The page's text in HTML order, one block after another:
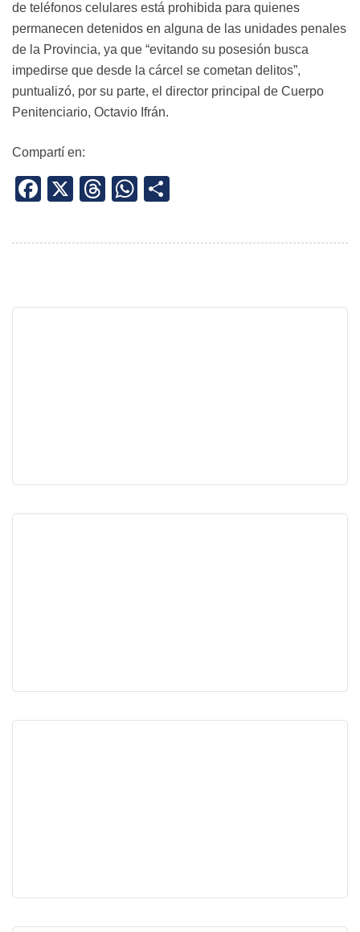
de teléfonos celulares está prohibida para quienes
permanecen detenidos en alguna de las unidades penales
de la Provincia, ya que “evitando su posesión busca
impedirse que desde la cárcel se cometan delitos”,
puntualizó, por su parte, el director principal de Cuerpo
Penitenciario, Octavio Ifrán.
Compartí en:
Facebook
X Threads
WhatsApp